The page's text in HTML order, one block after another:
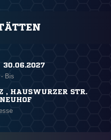
30.06.2027
Bis
, HAUSWURZER STR.